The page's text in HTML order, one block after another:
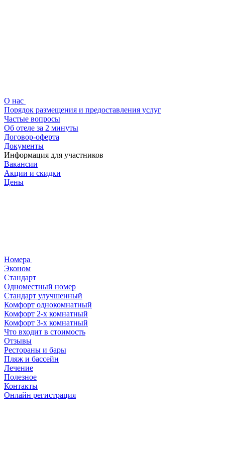
О нас
Порядок размещения и предоставления услуг
Частые вопросы
Об отеле за 2 минуты
Договор-оферта
Документы
Информация для участников
Вакансии
Акции и скидки
Цены
Номера
Эконом
Стандарт
Одноместный номер
Стандарт улучшенный
Комфорт однокомнатный
Комфорт 2-х комнатный
Комфорт 3-х комнатный
Что входит в стоимость
Отзывы
Рестораны и бары
Пляж и бассейн
Лечение
Полезное
Контакты
Онлайн регистрация